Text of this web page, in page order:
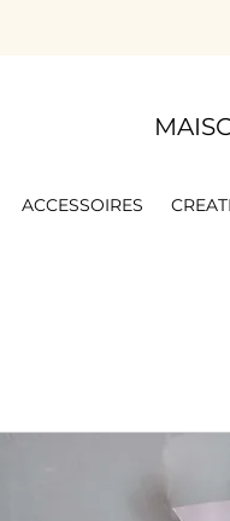
ACCESSOIRES